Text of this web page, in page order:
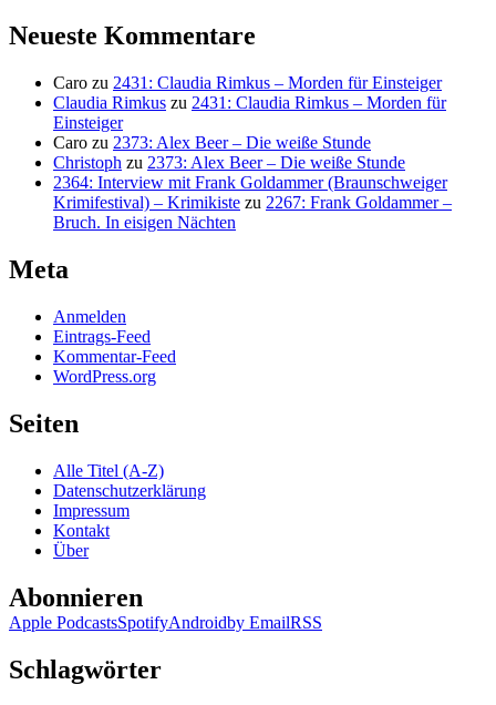
Neueste Kommentare
Caro zu 2431: Claudia Rimkus – Morden für Einsteiger
Claudia Rimkus zu 2431: Claudia Rimkus – Morden für
Einsteiger
Caro zu 2373: Alex Beer – Die weiße Stunde
Christoph zu 2373: Alex Beer – Die weiße Stunde
2364: Interview mit Frank Goldammer (Braunschweiger
Krimifestival) – Krimikiste zu 2267: Frank Goldammer –
Bruch. In eisigen Nächten
Meta
Anmelden
Eintrags-Feed
Kommentar-Feed
WordPress.org
Seiten
Alle Titel (A-Z)
Datenschutzerklärung
Impressum
Kontakt
Über
Abonnieren
Apple PodcastsSpotifyAndroidby EmailRSS
Schlagwörter